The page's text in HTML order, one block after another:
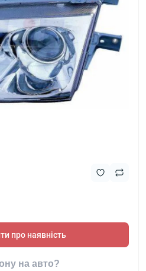
про наявність
на авто?